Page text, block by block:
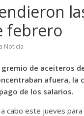
febrero
Noticia
de aceiteros
afuera, la
de los salarios.
cabo este jueves